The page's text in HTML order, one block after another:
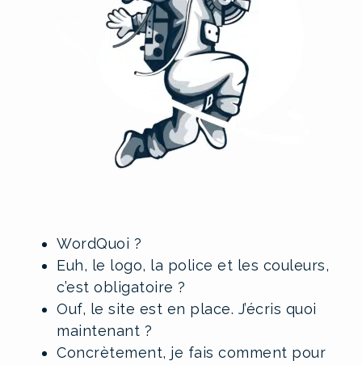
WordQuoi ?
Euh, le logo, la police et les couleurs,
c’est obligatoire ?
Ouf, le site est en place. J’écris quoi
maintenant ?
Concrètement, je fais comment pour